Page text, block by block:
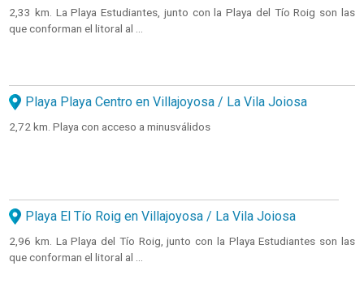
2,33 km. La Playa Estudiantes, junto con la Playa del Tío Roig son las
que conforman el litoral al ...
Playa Playa Centro en Villajoyosa / La Vila Joiosa
2,72 km. Playa con acceso a minusválidos
Playa El Tío Roig en Villajoyosa / La Vila Joiosa
2,96 km. La Playa del Tío Roig, junto con la Playa Estudiantes son las
que conforman el litoral al ...